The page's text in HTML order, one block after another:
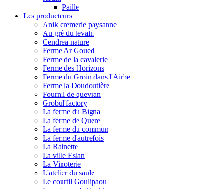
Paille
Les producteurs
Anik cremerie paysanne
Au gré du levain
Cendrea nature
Ferme Ar Goued
Ferme de la cavalerie
Ferme des Horizons
Ferme du Groin dans l'Airbe
Ferme la Doudoutière
Fournil de quevran
Grobul'factory
La ferme du Bigna
La ferme de Quere
La ferme du commun
La ferme d'autrefois
La Rainette
La ville Eslan
La Vinoterie
L'atelier du saule
Le courtil Goulipaou